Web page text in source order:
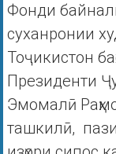
Фонди
суханронии
Тоҷикистон
Президенти
Эмомалӣ
ташкилӣ,